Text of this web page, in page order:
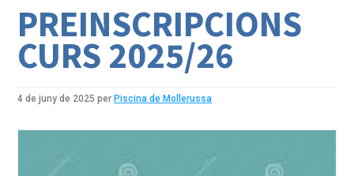
PREINSCRIPCIONS
CURS 2025/26
4 de juny de 2025 perPiscina de Mollerussa